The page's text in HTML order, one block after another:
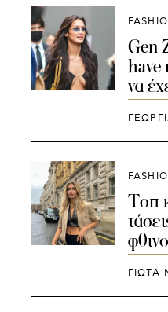
Gen
have
να
Τοπ
ΓΙΩΤΑ